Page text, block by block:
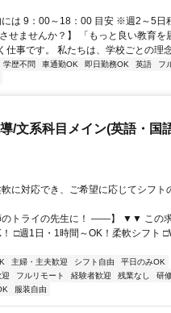
は 9：00～18：00 目安 ※週2～5日
せませんか？】 「もっと良い教育を
仕事です。 私たちは、学校ごとの理
学歴不問 車通勤OK 即日勤務OK 英語 フ
/文系科目メイン(英語・国
に対応でき、ご希望に応じてシフト
トライの先生に！ ――】 ▼▼ この
□週1日・1時間～OK！柔軟シフト
主婦・主夫歓迎 シフト自由
平日のみOK
フルリモート 経験者歓迎 残業なし
研
服装自由